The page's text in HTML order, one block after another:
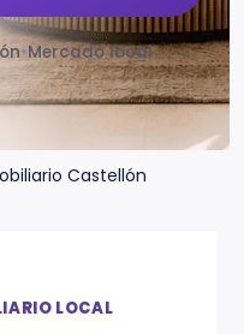
•Mercado local
Castellón
LOCAL